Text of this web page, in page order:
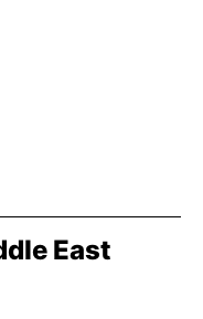
East